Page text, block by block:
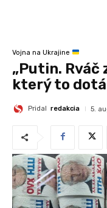
Vojna na Ukrajine
„Putin. Rváč
který to
Pridal redakcia 5.